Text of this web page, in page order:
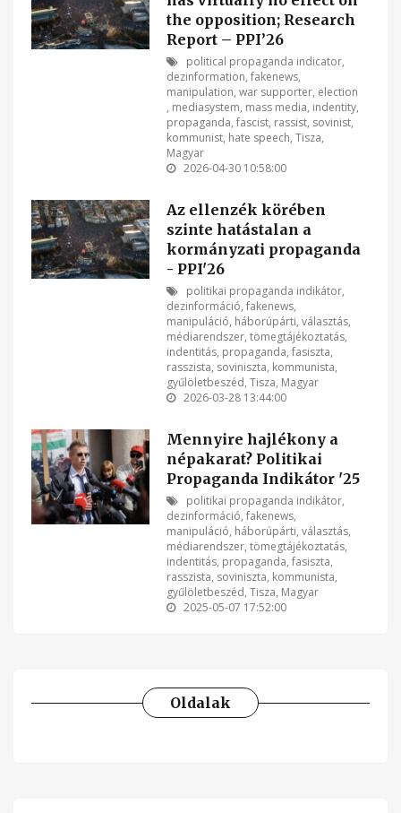
the opposition; Research
Report – PPI’26
political propaganda indicator,
dezinformation,fakenews,
manipulation,war supporter, election
, mediasystem, mass media, indentity,
propaganda,fascist, rassist, sovinist,
kommunist, hate speech,Tisza,
Magyar
2026-04-30 10:58:00
Az ellenzék körében
szinte hatástalan a
kormányzati propaganda
- PPI'26
politikai propaganda indikátor,
dezinformáció,fakenews,
manipuláció, háborúpárti,választás,
médiarendszer,tömegtájékoztatás,
indentitás, propaganda,fasiszta,
rasszista, soviniszta, kommunista,
gyűlöletbeszéd,Tisza, Magyar
2026-03-28 13:44:00
Mennyire hajlékony a
népakarat? Politikai
Propaganda Indikátor '25
politikai propaganda indikátor,
dezinformáció,fakenews,
manipuláció, háborúpárti,választás,
médiarendszer,tömegtájékoztatás,
indentitás, propaganda,fasiszta,
rasszista, soviniszta, kommunista,
gyűlöletbeszéd,Tisza, Magyar
2025-05-07 17:52:00
Oldalak